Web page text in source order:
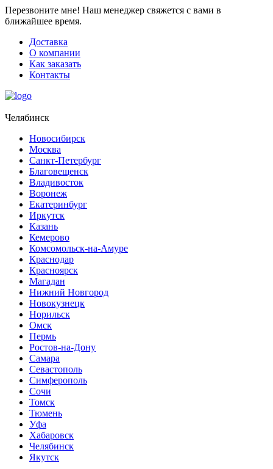
Перезвоните мне! Наш менеджер свяжется с вами в
ближайшее время.
Доставка
О компании
Как заказать
Контакты
Челябинск
Новосибирск
Москва
Санкт-Петербург
Благовещенск
Владивосток
Воронеж
Екатеринбург
Иркутск
Казань
Кемерово
Комсомольск-на-Амуре
Краснодар
Красноярск
Магадан
Нижний Новгород
Новокузнецк
Норильск
Омск
Пермь
Ростов-на-Дону
Самара
Севастополь
Симферополь
Сочи
Томск
Тюмень
Уфа
Хабаровск
Челябинск
Якутск